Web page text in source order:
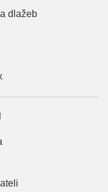
dlažeb